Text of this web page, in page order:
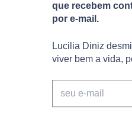
que recebem
por e-mail.
Lucilia Diniz
viver bem a vida,